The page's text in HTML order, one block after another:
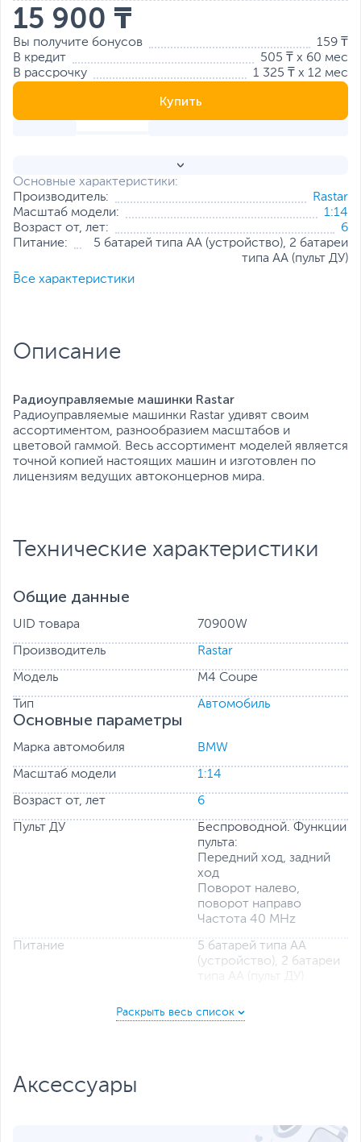
Основные характеристики:
Производитель:
Rastar
Масштаб модели:
1:14
Возраст от, лет:
6
Питание:
5 батарей типа AA (устройство), 2 батареи
типа AA (пульт ДУ)
Все характеристики
Все характеристики
15 900 ₸
Вы получите бонусов
159 ₸
В кредит
505 ₸ x 60 мес
В рассрочку
1 325 ₸ x 12 мес
Купить
Описание
Радиоуправляемые машинки Rastar
Радиоуправляемые машинки Rastar удивят своим
ассортиментом, разнообразием масштабов и
цветовой гаммой. Весь ассортимент моделей является
точной копией настоящих машин и изготовлен по
лицензиям ведущих автоконцернов мира.
Технические характеристики
Общие данные
UID товара 70900W
Производитель Rastar
Модель M4 Coupe
Тип Автомобиль
Основные параметры
Марка автомобиля BMW
Масштаб модели 1:14
Возраст от, лет 6
Пульт ДУ
Беспроводной. Функции
пульта:
Передний ход, задний
ход
Поворот налево,
поворот направо
Частота 40 МHz
Питание
5 батарей типа AA
(устройство), 2 батареи
типа AA (пульт ДУ)
батареи питания не
оформлении
Аксессуары